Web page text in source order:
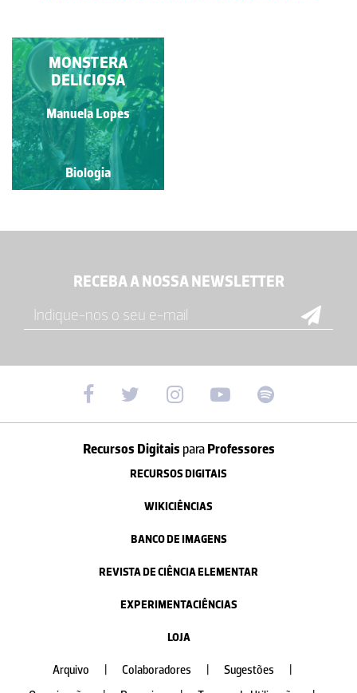
MONSTERA
DELICIOSA
Manuela Lopes
Biologia
RECEBA A NOSSA NEWSLETTER
Recursos Digitais paraProfessores
RECURSOS DIGITAIS
WIKICIÊNCIAS
BANCO DE IMAGENS
REVISTA DE CIÊNCIA ELEMENTAR
EXPERIMENTACIÊNCIAS
LOJA
Arquivo Colaboradores Sugestões